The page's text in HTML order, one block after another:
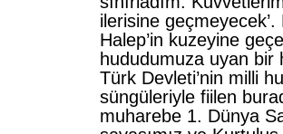
ilerisine
Halep’in kuzeyine
hududumuza uyan bir
Türk Devleti’nin milli
süngüleriyle fiilen
muharebe 1. Dünya